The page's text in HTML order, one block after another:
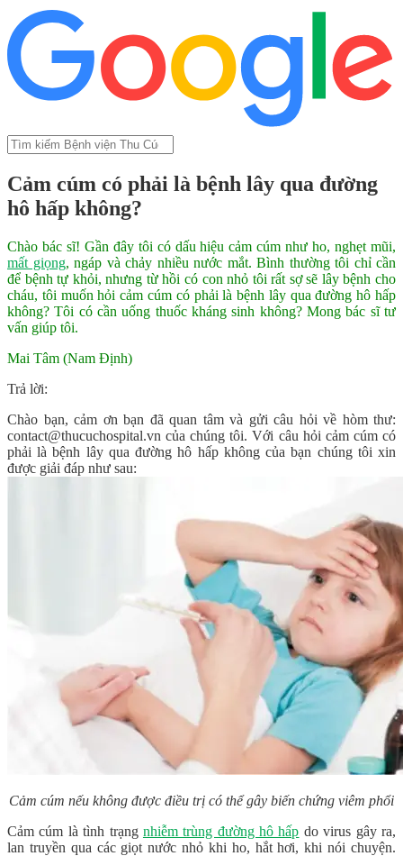
Cảm cúm có phải là bệnh lây qua đường
hô hấp không?
Chào bác sĩ! Gần đây tôi có dấu hiệu cảm cúm như ho, nghẹt mũi,
mất giọng, ngáp và chảy nhiều nước mắt. Bình thường tôi chỉ cần
để bệnh tự khỏi, nhưng từ hồi có con nhỏ tôi rất sợ sẽ lây bệnh cho
cháu, tôi muốn hỏi cảm cúm có phải là bệnh lây qua đường hô hấp
không? Tôi có cần uống thuốc kháng sinh không? Mong bác sĩ tư
vấn giúp tôi.
Mai Tâm (Nam Định)
Trả lời:
Chào bạn, cảm ơn bạn đã quan tâm và gửi câu hỏi về hòm thư:
contact@thucuchospital.vn của chúng tôi. Với câu hỏi cảm cúm có
phải là bệnh lây qua đường hô hấp không của bạn chúng tôi xin
được giải đáp như sau:
Cảm cúm nếu không được điều trị có thể gây biến chứng viêm phổi
Cảm cúm là tình trạng nhiễm trùng đường hô hấp do virus gây ra,
lan truyền qua các giọt nước nhỏ khi ho, hắt hơi, khi nói chuyện.